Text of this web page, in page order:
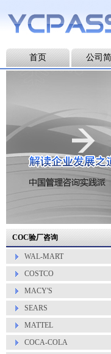
首页 公司
COC验厂咨询
WAL-MART
COSTCO
MACY'S
SEARS
MATTEL
COCA-COLA